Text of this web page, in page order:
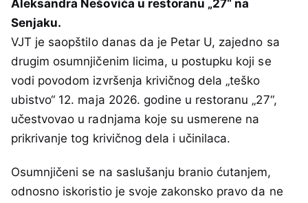
Aleksandra Nešovića u restoranu „27“ na
Senjaku.
VJT je saopštilo danas da je Petar U, zajedno sa
drugim osumnjičenim licima, u postupku koji se
vodi povodom izvršenja krivičnog dela „teško
ubistvo“ 12. maja 2026. godine u restoranu „27“,
učestvovao u radnjama koje su usmerene na
prikrivanje tog krivičnog dela i učinilaca.
Osumnjičeni se na saslušanju branio ćutanjem,
odnosno iskoristio je svoje zakonsko pravo da ne